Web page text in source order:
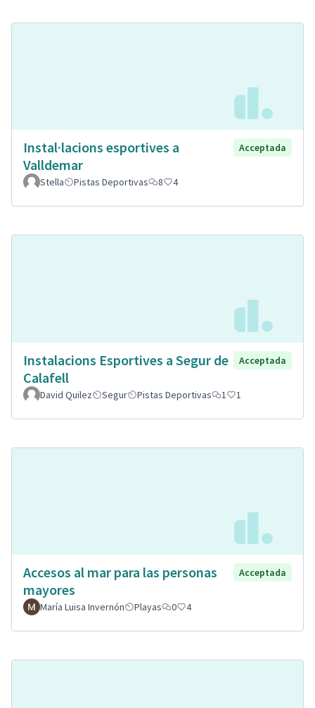
Instal·lacions esportives a
Valldemar
Acceptada
Stella Pistas Deportivas 8 4
Instalacions Esportives a Segur de
Calafell
Acceptada
David Quilez Segur Pistas Deportivas 1 1
Accesos al mar para las personas
mayores
Acceptada
María Luisa Invernón Playas 0 4